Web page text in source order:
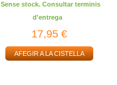
Sense stock. Consultar terminis
d'entrega
17,95 €
AFEGIR A LA CISTELLA